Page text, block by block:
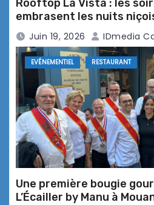
L’Automne à
champignon
Mozart surfe
… soirée
Rooftop La Vista : les
embrasent les nuits
Juin 19, 2026 IDmedia
EVÉNEMENTIEL RESTAURANT
Une première bougie
L’Écailler by Manu à